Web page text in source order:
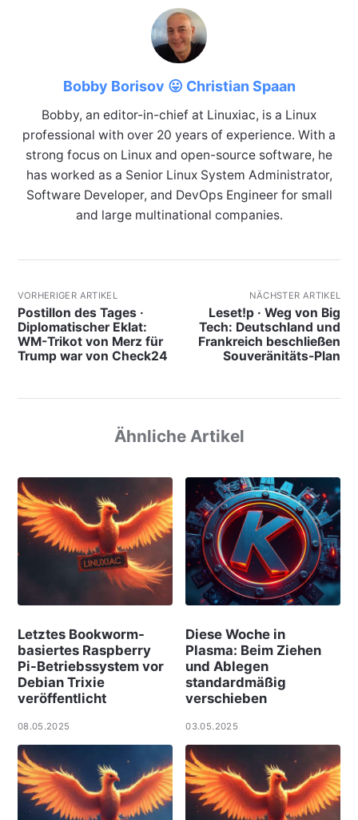
Bobby Borisov 😛 Christian Spaan
Bobby, an editor-in-chief at Linuxiac, is a Linux
professional with over 20 years of experience. With a
strong focus on Linux and open-source software, he
has worked as a Senior Linux System Administrator,
Software Developer, and DevOps Engineer for small
and large multinational companies.
VORHERIGER ARTIKEL
Postillon des Tages ·
Diplomatischer Eklat:
WM-Trikot von Merz für
Trump war von Check24
NÄCHSTER ARTIKEL
Leset!p · Weg von Big
Tech: Deutschland und
Frankreich beschließen
Souveränitäts-Plan
Ähnliche Artikel
Letztes Bookworm-
basiertes Raspberry
Pi-Betriebssystem vor
Debian Trixie
veröffentlicht
08.05.2025
Diese Woche in
Plasma: Beim Ziehen
und Ablegen
standardmäßig
verschieben
03.05.2025